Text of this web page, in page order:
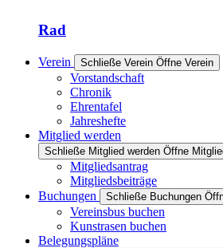
Rad
Verein Schließe Verein Öffne Verein
Vorstandschaft
Chronik
Ehrentafel
Jahreshefte
Mitglied werden
Schließe Mitglied werden Öffne
Mitgliedsantrag
Mitgliedsbeiträge
Buchungen
Schließe Buchungen
Vereinsbus buchen
Kunstrasen buchen
Belegungspläne